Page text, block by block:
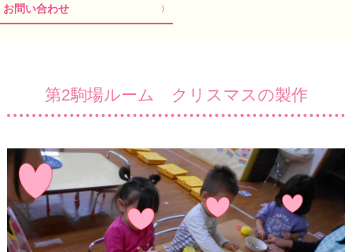
お問い合わせ
第2駒場ルーム クリスマスの製作